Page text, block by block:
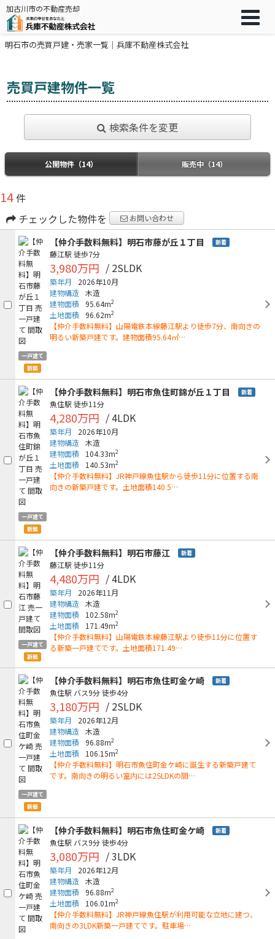
加古川市の不動産売却
明石市の売買戸建・売家一覧｜兵庫不動産株式会社
売買戸建物件一覧
検索条件を変更
公開物件（14） 販売中（14）
14件
チェックした物件を
お問い合わせ
一戸建て
新築
【仲介手数料無料】明石市藤が丘１丁目 新着
藤江駅 徒歩7分
3,980万円 / 2SLDK
築年月
2026年10月
建物構造 木造
建物面積
95.64m2
土地面積 96.62m2
【仲介手数料無料】山陽電鉄本線藤江駅より徒歩7分、南向きの
明るい新築戸建です。建物面積95.64㎡…
一戸建て
新築
【仲介手数料無料】明石市魚住町錦が丘１丁目 新着
魚住駅 徒歩11分
4,280万円 / 4LDK
築年月
2026年10月
建物構造 木造
建物面積
104.33m2
土地面積 140.53m2
【仲介手数料無料】JR神戸線魚住駅から徒歩11分に位置する南
向きの新築戸建です。土地面積140.5…
一戸建て
新築
【仲介手数料無料】明石市藤江 新着
藤江駅 徒歩11分
4,480万円 / 4LDK
築年月
2026年11月
建物構造 木造
建物面積
102.58m2
土地面積 171.49m2
【仲介手数料無料】山陽電鉄本線藤江駅より徒歩11分に位置す
る新築一戸建てです。土地面積171.49…
一戸建て
新築
【仲介手数料無料】明石市魚住町金ケ崎 新着
魚住駅 バス9分徒歩4分
3,180万円 / 2SLDK
築年月
2026年12月
建物構造 木造
建物面積
96.88m2
土地面積 106.15m2
【仲介手数料無料】明石市魚住町金ケ崎に誕生する新築戸建て
です。南向きの明るい室内には2SLDKの間…
【仲介手数料無料】明石市魚住町金ケ崎 新着
魚住駅 バス9分徒歩4分
3,080万円 / 3LDK
築年月
2026年12月
建物構造 木造
建物面積
96.88m2
土地面積 106.01m2
【仲介手数料無料】JR神戸線魚住駅が利用可能な立地に建つ、
南向きの3LDK新築一戸建てです。駐車場…